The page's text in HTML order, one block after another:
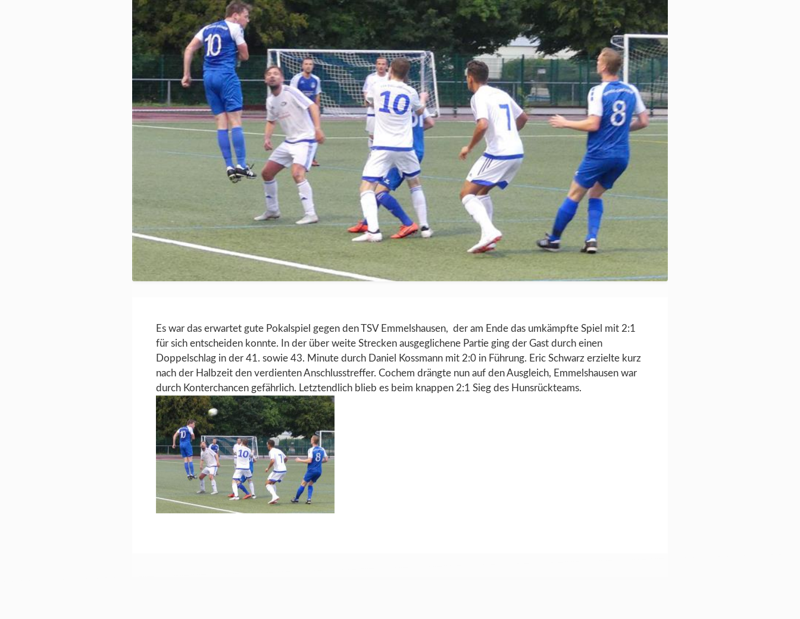
Es war das erwartet gute Pokalspiel gegen den TSV Emmelshausen, der am Ende das umkämpfte Spiel mit 2:1
für sich entscheiden konnte. In der über weite Strecken ausgeglichene Partie ging der Gast durch einen
Doppelschlag in der 41. sowie 43. Minute durch Daniel Kossmann mit 2:0 in Führung. Eric Schwarz erzielte kurz
nach der Halbzeit den verdienten Anschlusstreffer. Cochem drängte nun auf den Ausgleich, Emmelshausen war
durch Konterchancen gefährlich. Letztendlich blieb es beim knappen 2:1 Sieg des Hunsrückteams.